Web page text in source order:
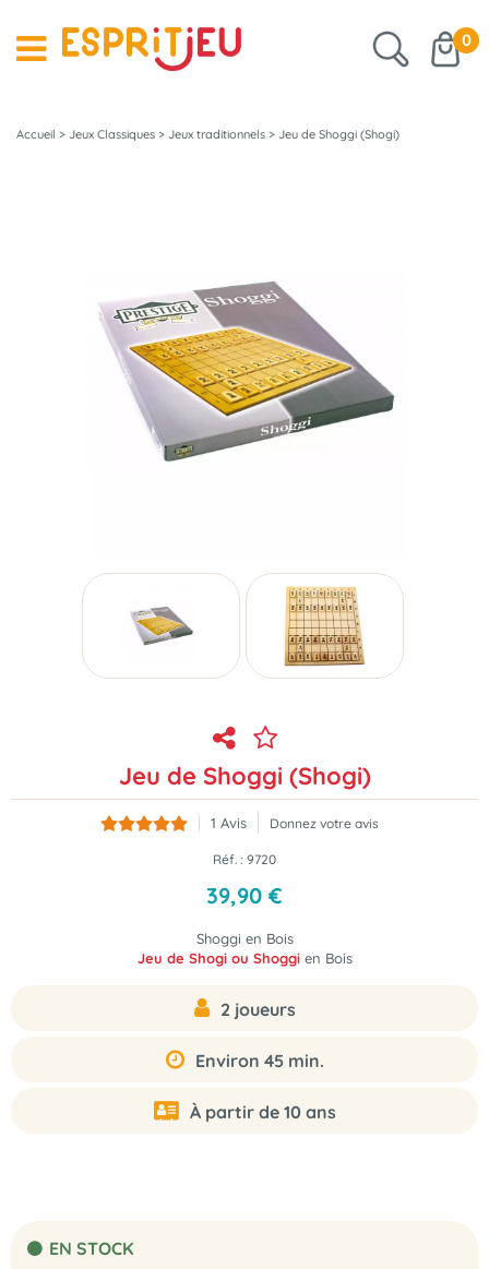
0
Accueil > Jeux Classiques > Jeux traditionnels > Jeu de Shoggi (Shogi)
Jeu de Shoggi (Shogi)
1 Avis Donnez votre avis
Réf. : 9720
39,90 €
Shoggi en Bois
Jeu de Shogi ou Shoggien Bois
2 joueurs
Environ 45 min.
À partir de 10 ans
EN STOCK